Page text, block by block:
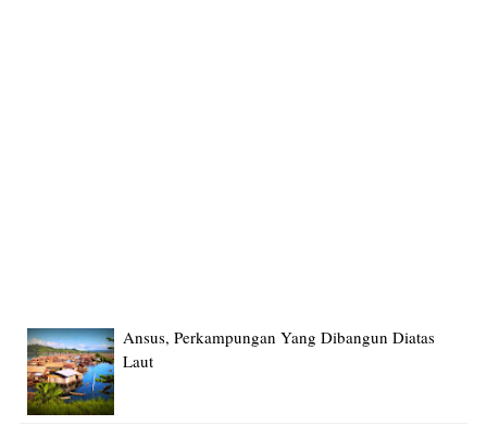
Ansus, Perkampungan Yang Dibangun Diatas
Laut